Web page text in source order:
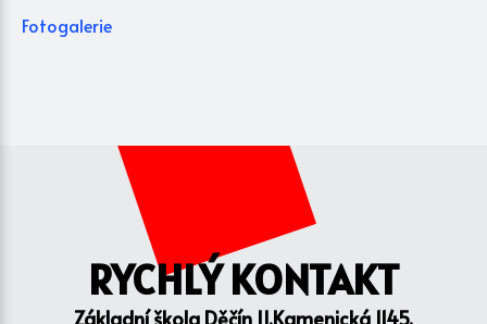
Fotogalerie
RYCHLÝ KONTAKT
Základní škola Děčín II,Kamenická 1145,